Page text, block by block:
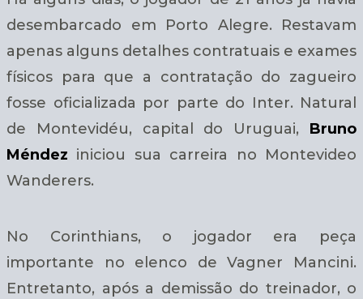
desembarcado em Porto Alegre. Restavam
apenas alguns detalhes contratuais e exames
físicos para que a contratação do zagueiro
fosse oficializada por parte do Inter. Natural
de Montevidéu, capital do Uruguai, Bruno
Méndez iniciou sua carreira no Montevideo
Wanderers.
No Corinthians, o jogador era peça
importante no elenco de Vagner Mancini.
Entretanto, após a demissão do treinador, o